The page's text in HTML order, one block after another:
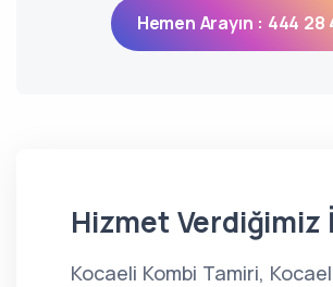
Hemen Arayın : 444 28
Hizmet Verdiğimiz
Kocaeli Kombi Tamiri,